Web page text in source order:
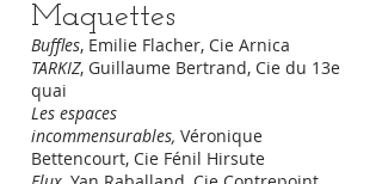
Maquettes
Buffles, Emilie Flacher, Cie Arnica
TARKIZ, Guillaume Bertrand, Cie du 13e
quai
Les espaces
incommensurables, Véronique
Bettencourt, Cie Fénil Hirsute